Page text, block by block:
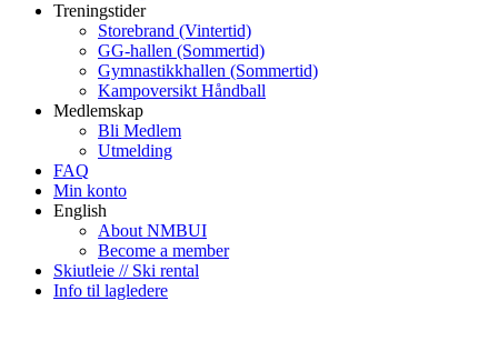
Treningstider
Storebrand (Vintertid)
GG-hallen (Sommertid)
Gymnastikkhallen (Sommertid)
Kampoversikt Håndball
Medlemskap
Bli Medlem
Utmelding
FAQ
Min konto
English
About NMBUI
Become a member
Skiutleie // Ski rental
Info til lagledere